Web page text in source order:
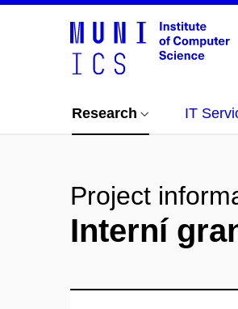
Research IT
Project
Interní